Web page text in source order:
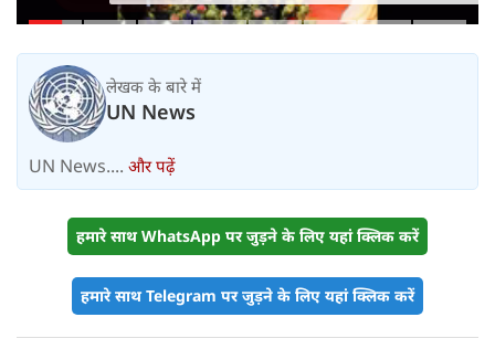
लेखक के बारे में
UN News
UN News.... और पढ़ें
हमारे साथ WhatsApp पर जुड़ने के लिए यहां क्लिक करें
हमारे साथ Telegram पर जुड़ने के लिए यहां क्लिक करें